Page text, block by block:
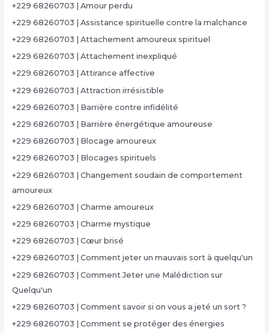
+229 68260703 | Amour perdu
+229 68260703 | Assistance spirituelle contre la malchance
+229 68260703 | Attachement amoureux spirituel
+229 68260703 | Attachement inexpliqué
+229 68260703 | Attirance affective
+229 68260703 | Attraction irrésistible
+229 68260703 | Barrière contre infidélité
+229 68260703 | Barrière énergétique amoureuse
+229 68260703 | Blocage amoureux
+229 68260703 | Blocages spirituels
+229 68260703 | Changement soudain de comportement
amoureux
+229 68260703 | Charme amoureux
+229 68260703 | Charme mystique
+229 68260703 | Cœur brisé
+229 68260703 | Comment jeter un mauvais sort à quelqu'un
+229 68260703 | Comment Jeter une Malédiction sur
Quelqu'un
+229 68260703 | Comment savoir si on vous a jeté un sort ?
+229 68260703 | Comment se protéger des énergies